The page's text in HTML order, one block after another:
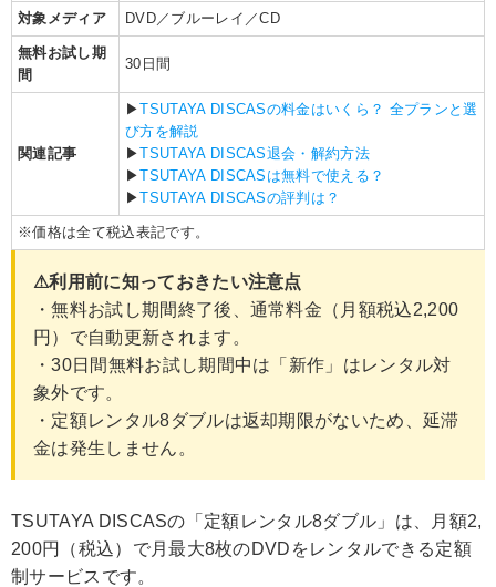
対象メディア DVD／ブルーレイ／CD
無料お試し期
間
30日間
関連記事
▶︎TSUTAYA DISCASの料金はいくら？ 全プランと選
び方を解説
▶︎TSUTAYA DISCAS退会・解約方法
▶︎TSUTAYA DISCASは無料で使える？
▶︎TSUTAYA DISCASの評判は？
※価格は全て税込表記です。
⚠利用前に知っておきたい注意点
・無料お試し期間終了後、通常料金（月額税込2,200
円）で自動更新されます。
・30日間無料お試し期間中は「新作」はレンタル対
象外です。
・定額レンタル8ダブルは返却期限がないため、延滞
金は発生しません。
TSUTAYA DISCASの「定額レンタル8ダブル」は、月額2,
200円（税込）で月最大8枚のDVDをレンタルできる定額
制サービスです。